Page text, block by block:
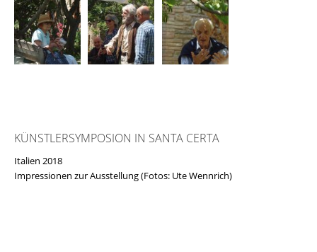
KÜNSTLERSYMPOSION IN SANTA CERTA
Italien 2018
Impressionen zur Ausstellung (Fotos: Ute Wennrich)